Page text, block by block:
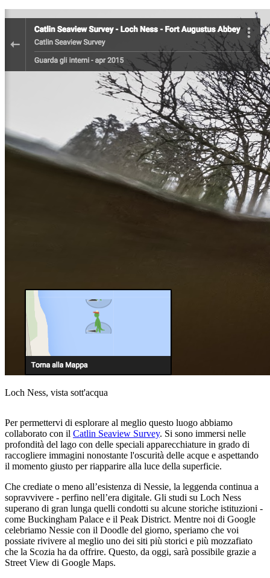
Loch Ness, vista sott'acqua
Per permettervi di esplorare al meglio questo luogo abbiamo
collaborato con il Catlin Seaview Survey. Si sono immersi nelle
profondità del lago con delle speciali apparecchiature in grado di
raccogliere immagini nonostante l'oscurità delle acque e aspettando
il momento giusto per riapparire alla luce della superficie.
Che crediate o meno all’esistenza di Nessie, la leggenda continua a
sopravvivere - perfino nell’era digitale. Gli studi su Loch Ness
superano di gran lunga quelli condotti su alcune storiche istituzioni -
come Buckingham Palace e il Peak District. Mentre noi di Google
celebriamo Nessie con il Doodle del giorno, speriamo che voi
possiate rivivere al meglio uno dei siti più storici e più mozzafiato
che la Scozia ha da offrire. Questo, da oggi, sarà possibile grazie a
Street View di Google Maps.